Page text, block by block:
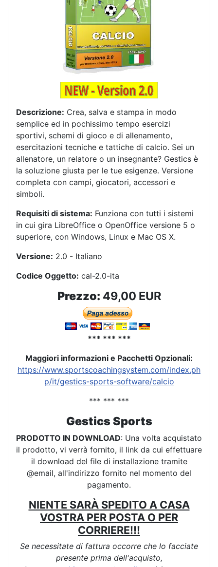
Descrizione: Crea, salva e stampa in modo
semplice ed in pochissimo tempo esercizi
sportivi, schemi di gioco e di allenamento,
esercitazioni tecniche e tattiche di calcio. Sei un
allenatore, un relatore o un insegnante? Gestics è
la soluzione giusta per le tue esigenze. Versione
completa con campi, giocatori, accessori e
simboli.
Requisiti di sistema: Funziona con tutti i sistemi
in cui gira LibreOffice o OpenOffice versione 5 o
superiore, con Windows, Linux e Mac OS X.
Versione: 2.0 - Italiano
Codice Oggetto: cal-2.0-ita
Prezzo: 49,00 EUR
*** *** ***
Maggiori informazioni e Pacchetti Opzionali:
https://www.sportscoachingsystem.com/index.ph
p/it/gestics-sports-software/calcio
*** *** ***
Gestics Sports
PRODOTTO IN DOWNLOAD: Una volta acquistato
il prodotto, vi verrà fornito, il link da cui effettuare
il download del file di installazione tramite
@email, all'indirizzo fornito nel momento del
pagamento.
NIENTE SARÀ SPEDITO A CASA
VOSTRA PER POSTA O PER
CORRIERE!!!
Se necessitate di fattura occorre che lo facciate
presente prima dell'acquisto,